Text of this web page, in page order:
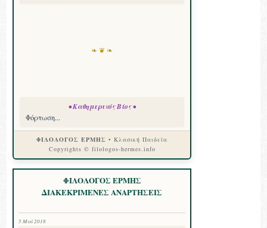
❧ ❦ ❧
• Καθημερινός Βίος •
Φόρτωση...
ΦΙΛΟΛΟΓΟΣ ΕΡΜΗΣ • Κλασική Παιδεία
Copyrights © filologos-hermes.info
ΦΙΛΟΛΟΓΟΣ ΕΡΜΗΣ
ΔΙΑΚΕΚΡΙΜΕΝΕΣ ΑΝΑΡΤΗΣΕΙΣ
5 Μαΐ 2018